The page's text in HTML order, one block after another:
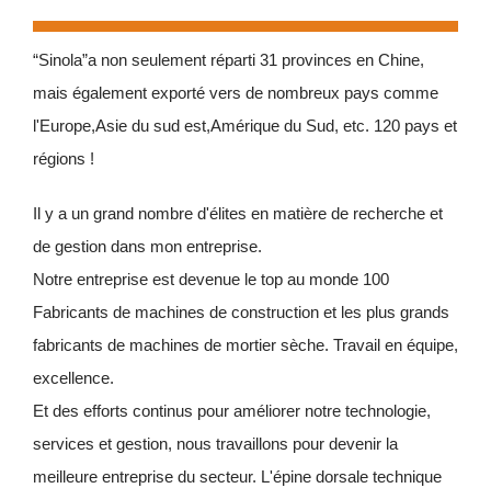
“Sinola”a non seulement réparti 31 provinces en Chine,
mais également exporté vers de nombreux pays comme
l'Europe,Asie du sud est,Amérique du Sud, etc. 120 pays et
régions !
Il y a un grand nombre d'élites en matière de recherche et
de gestion dans mon entreprise.
Notre entreprise est devenue le top au monde 100
Fabricants de machines de construction et les plus grands
fabricants de machines de mortier sèche. Travail en équipe,
excellence.
Et des efforts continus pour améliorer notre technologie,
services et gestion, nous travaillons pour devenir la
meilleure entreprise du secteur. L'épine dorsale technique